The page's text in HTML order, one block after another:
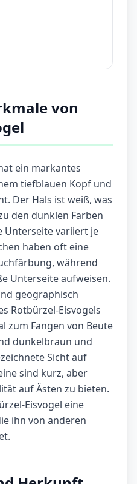
von
ein markantes
tiefblauen Kopf und
Der Hals ist weiß, was
den dunklen Farben
Unterseite variiert je
haben oft eine
während
Unterseite aufweisen.
geographisch
Rotbürzel-Eisvogels
zum Fangen von Beute
dunkelbraun und
Sicht auf
sind kurz, aber
auf Ästen zu bieten.
Eisvogel eine
ihn von anderen